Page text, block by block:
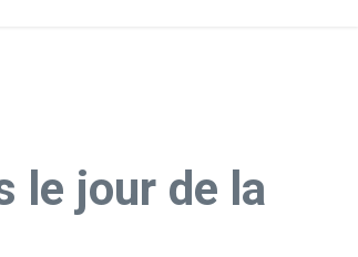
le jour de la